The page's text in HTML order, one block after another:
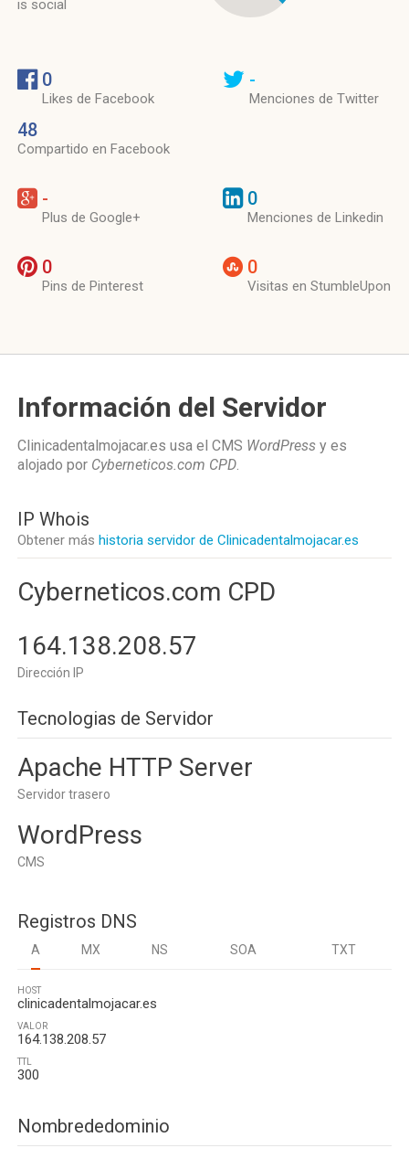
is social
0
Likes de Facebook
48
Compartido en Facebook
-
Menciones de Twitter
-
Plus de Google+
0
Menciones de Linkedin
0
Pins de Pinterest
0
Visitas en StumbleUpon
Información del Servidor
Clinicadentalmojacar.es usa el CMS WordPress y es
alojado por Cyberneticos.com CPD.
IP Whois
Obtener más historia servidor de Clinicadentalmojacar.es
Cyberneticos.com CPD
164.138.208.57
Dirección IP
Tecnologias de Servidor
Apache HTTP Server
Servidor trasero
WordPress
CMS
Registros DNS
A MX NS SOA TXT
HOST
clinicadentalmojacar.es
VALOR
164.138.208.57
TTL
300
Nombrededominio